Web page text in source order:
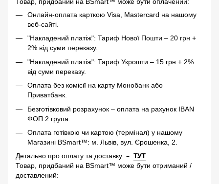
Онлайн-оплата карткою Visa, Mastercard на нашому
веб-сайті.
"Накладений платіж": Тариф Нової Пошти – 20 грн +
2% від суми переказу.
"Накладений платіж": Тариф Укрошти – 15 грн + 2%
від суми переказу.
Оплата без комісії на карту Монобанк або
Приватбанк.
Безготівковий розрахунок – оплата на рахунок IBAN
ФОП 2 група.
Оплата готівкою чи картою (термінал) у нашому
Магазині BSmart™: м. Львів, вул. Єрошенка, 2.
Детально про оплату та доставку – ТУТ
Товар, придбаний на BSmart™ може бути отриманий /
доставлений: